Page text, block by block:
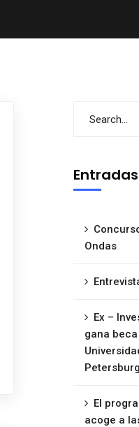
Ondas
Ex –
gana
El
acoge a